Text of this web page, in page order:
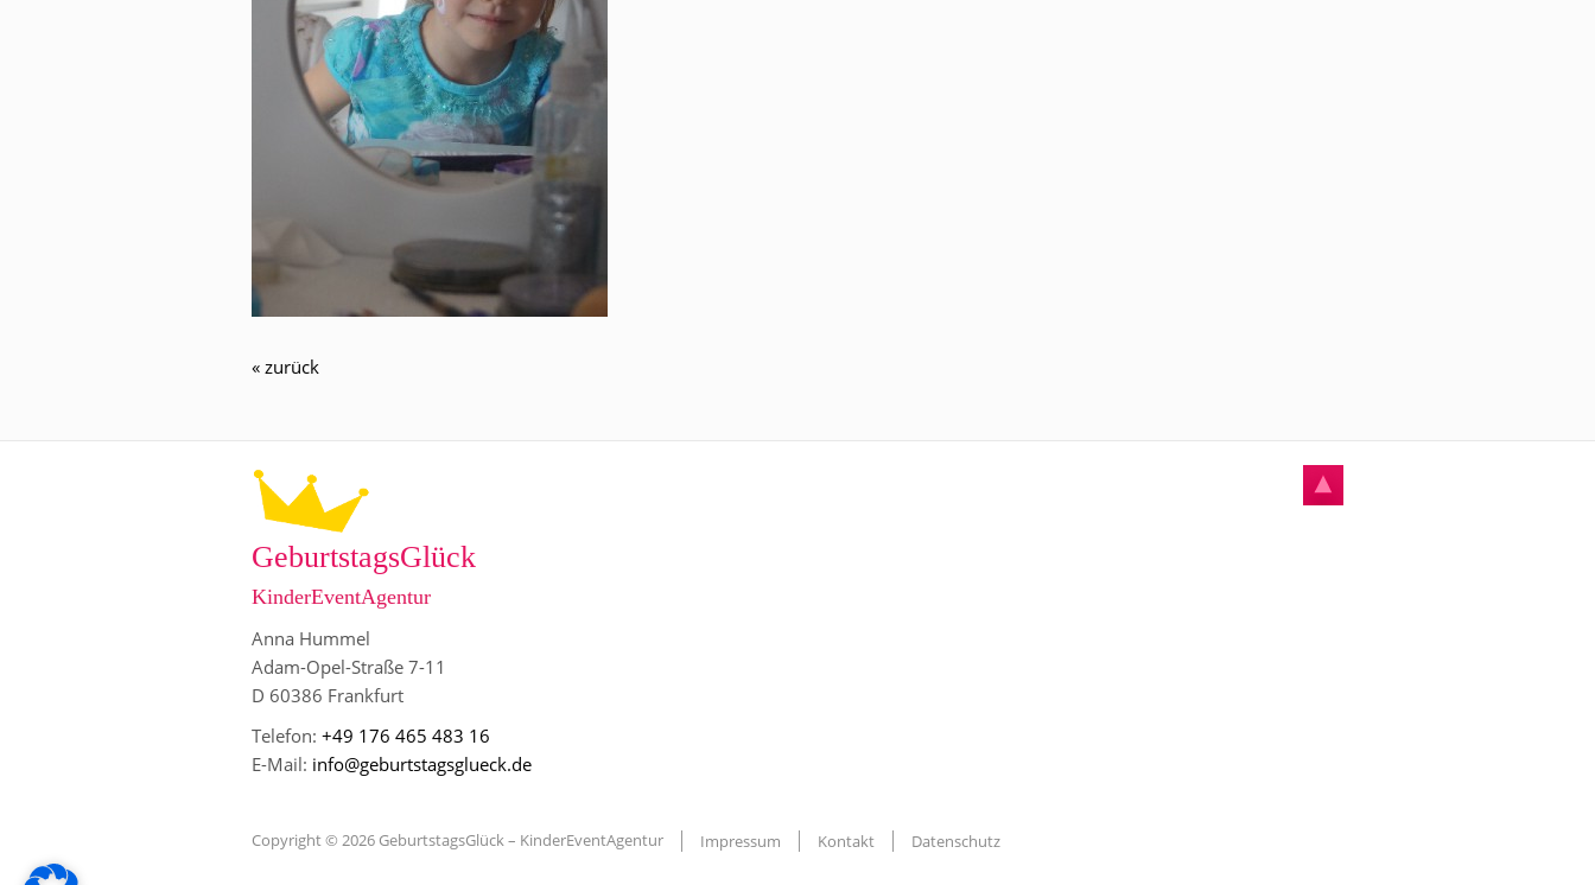
« zurück
GeburtstagsGlück
KinderEventAgentur
Anna Hummel
Adam-Opel-Straße 7-11
D 60386 Frankfurt
Telefon: +49 176 465 483 16
E-Mail: info@geburtstagsglueck.de
Copyright © 2026 GeburtstagsGlück – KinderEventAgentur Impressum Kontakt Datenschutz